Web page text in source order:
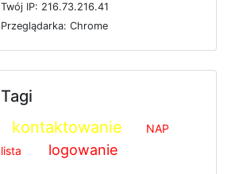
Twój IP: 216.73.216.41
Przeglądarka: Chrome
Tagi
kontaktowanie
NAP
lista
logowanie